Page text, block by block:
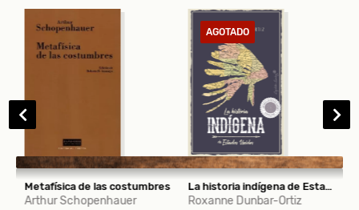
Metafísica de las costumbres
Arthur Schopenhauer
AGOTADO
La historia indígena de Estados Unidos
Roxanne Dunbar-Ortiz